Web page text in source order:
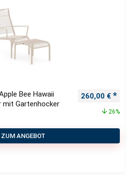
Bee Hawaii
mit Gartenhocker
260,00 €
26%
ZUM ANGEBOT